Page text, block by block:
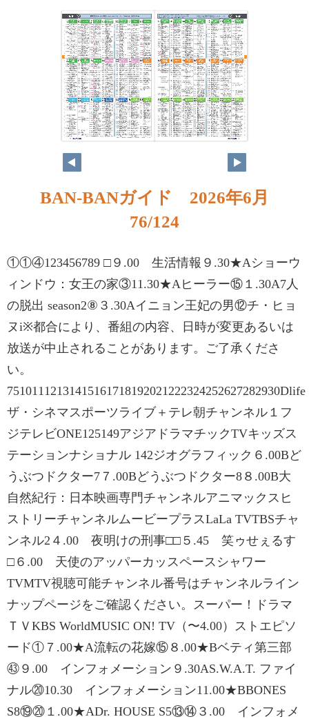
BAN-BANガイド 2026年6月
76/124
①①④123456789 □９.00 生活情報９.30★Aショーウ
ィンドウ：女王の家③11.30★Aヒーラー⑮１.30A7人
の脱出 season2⑧３.30Aイニョン王妃の男⑫チ・ヒョ
ヌi※都合により、番組の内容、日時が変更あるいは
放送が中止されることがあります。ご了承くださ
い。
75101112131415161718192021222324252627282930Dlife
ザ・シネマスポーツライブ＋テレ朝チャンネル１フ
ジテレビONE125149アジアドラマチックTVキッズス
テーションナショナル 142ジオグラフィック６.00Bど
うぶつドクター7７.00Bどうぶつドクター8８.00B大
自然紀行：日本映画専門チャンネルアニマックスヒ
ストリーチャンネルムービープラスLaLa TVTBSチャ
ンネル2４.00 夜明けの刑事□□５.45 笑ゥせぇるす
□６.00 天使のアッパーカッスペースシャワー
TVMTV視聴可能チャンネル番号はチャンネルライン
ナップページをご確認ください。スーパー！ドラマ
ＴＶKBS WorldMUSIC ON! TV（〜4.00）ストエピソ
ード①７.00★A流転の花嫁⑮８.00★Bベティ第三部
㊸９.00 インフォメーション９.30AS.W.A.T. ファイ
ナル⑳10.30 インフォメーション11.00★BBONES
S8⑲⑳１.00★ADr. HOUSE S5⑬⑭３.00 インフォメ